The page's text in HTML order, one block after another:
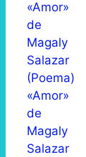
«Amor»
de
Magaly
Salazar